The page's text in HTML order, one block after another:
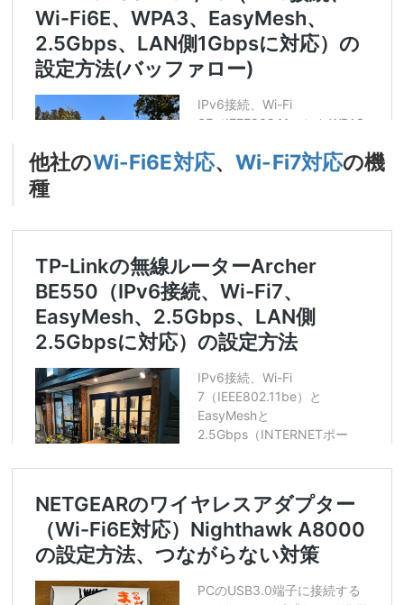
他社のWi-Fi6E対応、Wi-Fi7対応の機
種